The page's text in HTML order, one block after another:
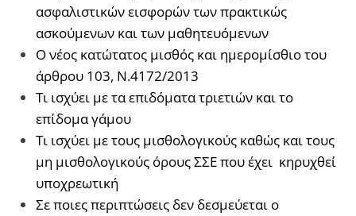
ασφαλιστικών εισφορών των πρακτικώς
ασκούμενων και των μαθητευόμενων
Ο νέος κατώτατος μισθός και ημερομίσθιο του
άρθρου 103, Ν.4172/2013
Τι ισχύει με τα επιδόματα τριετιών και το
επίδομα γάμου
Τι ισχύει με τους μισθολογικούς καθώς και τους
μη μισθολογικούς όρους ΣΣΕ που έχει κηρυχθεί
υποχρεωτική
Σε ποιες περιπτώσεις δεν δεσμεύεται ο